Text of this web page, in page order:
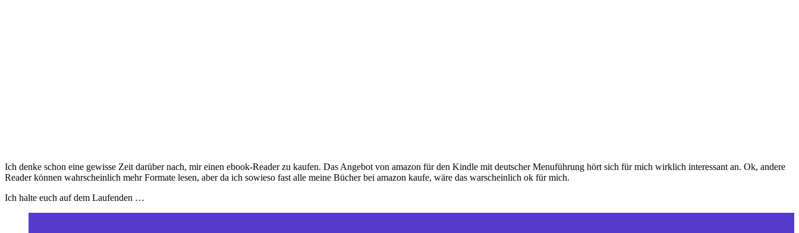
Ich denke schon eine gewisse Zeit darüber nach, mir einen ebook-Reader zu kaufen. Das Angebot von amazon für den Kindle mit deutscher Menuführung hört sich für mich wirklich interessant an. Ok, andere
Reader können wahrscheinlich mehr Formate lesen, aber da ich sowieso fast alle meine Bücher bei amazon kaufe, wäre das warscheinlich ok für mich.
Ich halte euch auf dem Laufenden …